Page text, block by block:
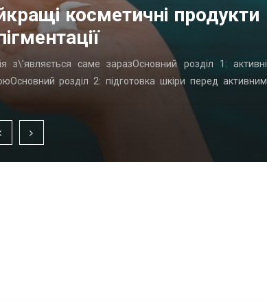
косметичні продукти
з\’являється саме заразОсновний розділ 1: активні
розділ 2: підготовка шкіри перед активним